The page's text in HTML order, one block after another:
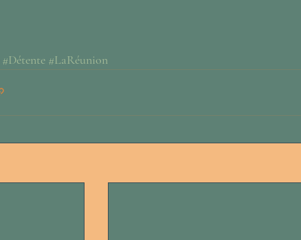
#Détente #LaRéunion